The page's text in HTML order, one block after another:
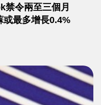
禁令兩至三個月
或最多增長0.4%